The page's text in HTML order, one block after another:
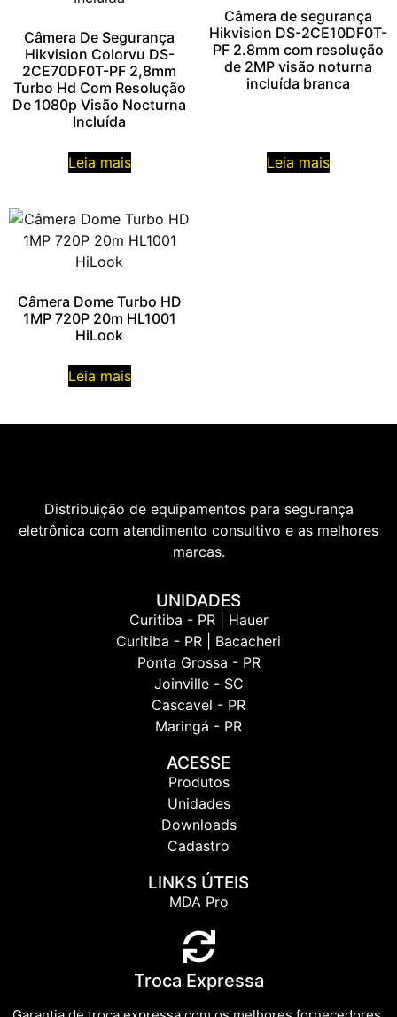
Câmera De Segurança
Hikvision Colorvu DS-
2CE70DF0T-PF 2,8mm
Turbo Hd Com Resolução
De 1080p Visão Nocturna
Incluída
Leia mais
Câmera de segurança
Hikvision DS-2CE10DF0T-
PF 2.8mm com resolução
de 2MP visão noturna
incluída branca
Leia mais
Câmera Dome Turbo HD
1MP 720P 20m HL1001
HiLook
Leia mais
Distribuição de equipamentos para segurança
eletrônica com atendimento consultivo e as melhores
marcas.
UNIDADES
Curitiba - PR | Hauer
Curitiba - PR | Bacacheri
Ponta Grossa - PR
Joinville - SC
Cascavel - PR
Maringá - PR
ACESSE
Produtos
Unidades
Downloads
Cadastro
LINKS ÚTEIS
MDA Pro
Troca Expressa